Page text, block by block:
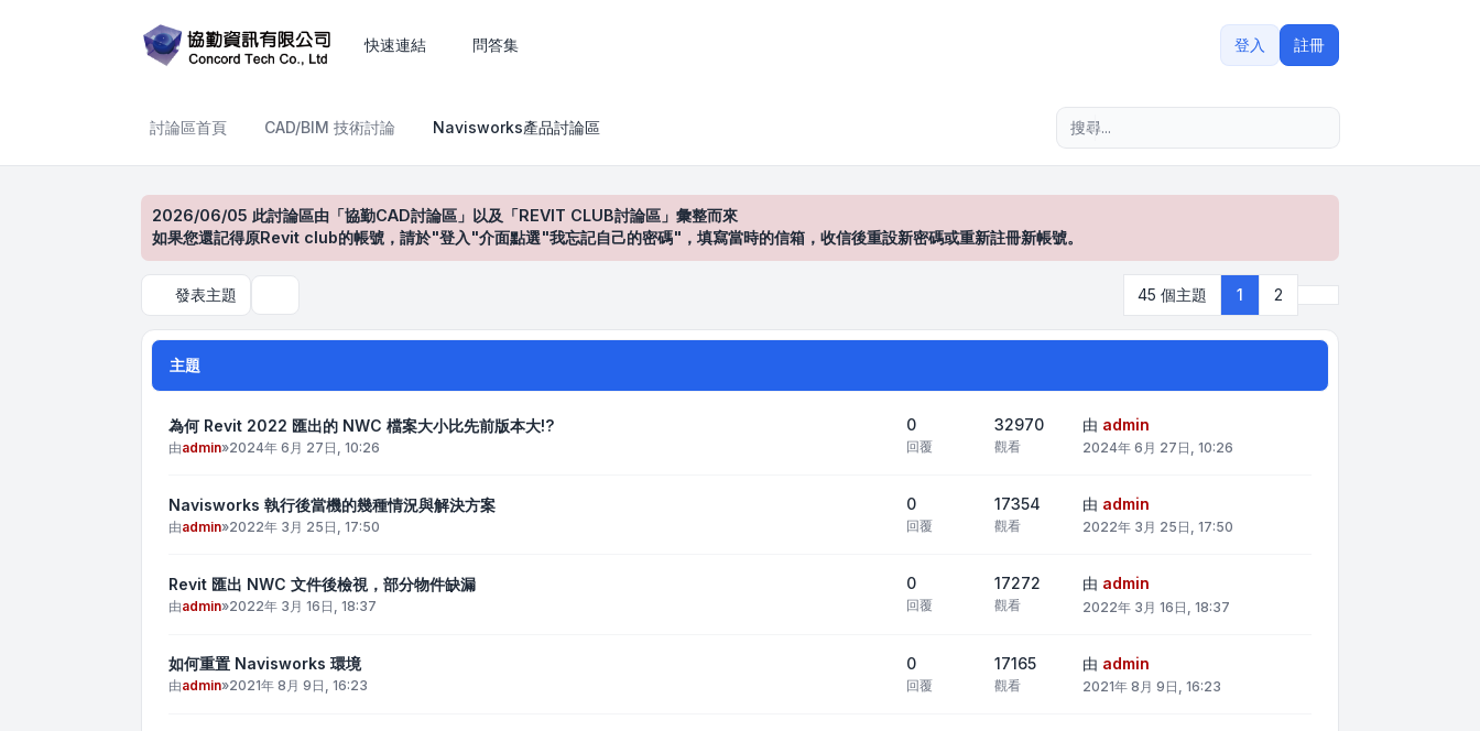
快速連結 問答集 登入 註冊
討論區首頁 CAD/BIM 技術討論 Navisworks產品討論區
2026/06/05 此討論區由「協勤CAD討論區」以及「REVIT CLUB討論區」彙整而來
如果您還記得原Revit club的帳號，請於"登入"介面點選"我忘記自己的密碼"，填寫當時的信箱，收信後重設新密碼或重新註冊新帳號。
發表主題 45 個主題 1 2
主題
為何 Revit 2022 匯出的 NWC 檔案大小比先前版本大!?
由admin»2024年 6月 27日, 10:26
0
回覆
32970
觀看
由 admin
2024年 6月 27日, 10:26
Navisworks 執行後當機的幾種情況與解決方案
由admin»2022年 3月 25日, 17:50
0
回覆
17354
觀看
由 admin
2022年 3月 25日, 17:50
Revit 匯出 NWC 文件後檢視，部分物件缺漏
由admin»2022年 3月 16日, 18:37
0
回覆
17272
觀看
由 admin
2022年 3月 16日, 18:37
如何重置 Navisworks 環境
由admin»2021年 8月 9日, 16:23
0
回覆
17165
觀看
由 admin
2021年 8月 9日, 16:23